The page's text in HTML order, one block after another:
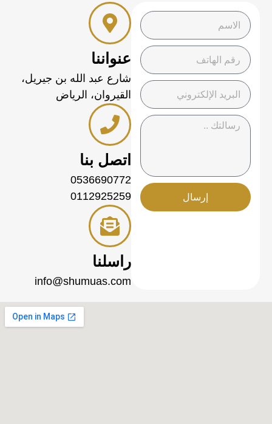
إرسال
عنواننا
شارع عبد الله بن جيريل،
القيروان، الرياض
اتصل بنا
0536690772
0112925259
راسلنا
info@shumuas.com